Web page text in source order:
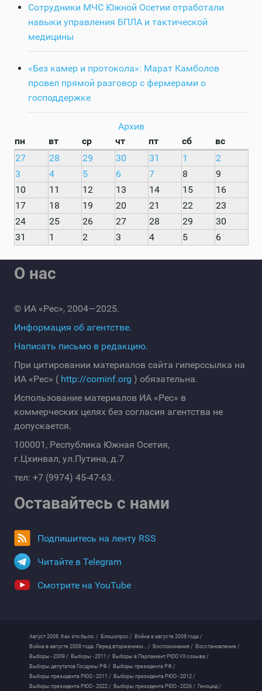
Сотрудники МЧС Южной Осетии отработали
навыки управления БПЛА и тактической
медицины
«Без камер и протокола»: Марат Камболов
провел прямой разговор с фермерами о
господдержке
Архив
пн
вт ср чт пт сб
вс
27
28 29 30 31 1
2
3
4 5 6 7 8
9
10
11 12 13 14 15
16
17
18 19 20 21 22
23
24
25 26 27 28 29
30
31
1 2 3 4 5 6
О нас
© ИА «Рес», 2004—2025.
Информация об агентстве.
Написать письмо в редакцию.
При цитировании материалов сайта гиперссылка на
ИА «Рес» ( http://cominf.org ) обязательна.
Использование материалов ИА «Рес» в
коммерческих целях без согласия агентства не
допускается.
100001, Республика Южная Осетия,
г.Цхинвал, ул.Путина, д.7
тел: +7 (9974) 45-47-63.
Оставайтесь с нами
Подпишитесь на ленту RSS
Читайте в Telegram
Смотрите на YouTube
Август 2008. Как это было. / Блиц-опрос / Война в августе 2008 года /
Война в августе 2008 года. Перед вторжением... / Воспоминания / Восстановление /
Выборы - 2009 / Выборы - 2011 / Выборы в Парламент РЮО VII созыва /
Выборы депутатов Госдумы РФ / Выборы президента РФ /
Выборы президента РЮО - 2011 / Выборы президента РЮО - 2012 /
Выборы президента РЮО - 2022 / Выборы президента РЮО - 2026 / Геноцид /